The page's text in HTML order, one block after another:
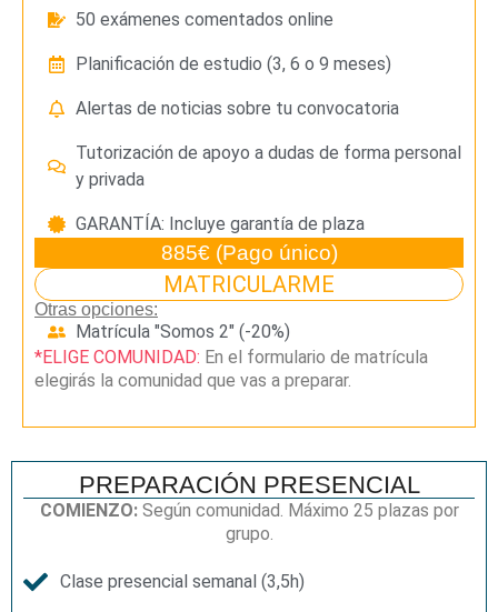
50 exámenes comentados online
Planificación de estudio (3, 6 o 9 meses)
Alertas de noticias sobre tu convocatoria
Tutorización de apoyo a dudas de forma personal
y privada
GARANTÍA: Incluye garantía de plaza
885€ (Pago único)
MATRICULARME
Otras opciones:
Matrícula "Somos 2" (-20%)
*ELIGE COMUNIDAD: En el formulario de matrícula
elegirás la comunidad que vas a preparar.
PREPARACIÓN PRESENCIAL
COMIENZO: Según comunidad. Máximo 25 plazas por
grupo.
Clase presencial semanal (3,5h)